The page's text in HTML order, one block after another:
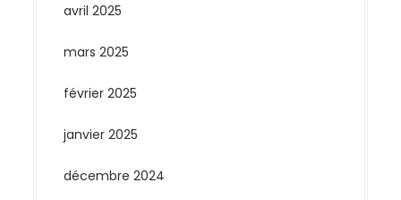
avril 2025
mars 2025
février 2025
janvier 2025
décembre 2024